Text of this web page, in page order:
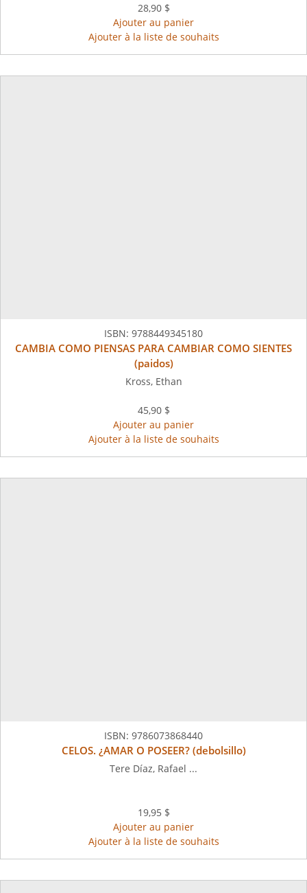
28,90 $
Ajouter au panier
Ajouter à la liste de souhaits
ISBN: 9788449345180
CAMBIA COMO PIENSAS PARA CAMBIAR COMO SIENTES
(paidos)
Kross, Ethan
45,90 $
Ajouter au panier
Ajouter à la liste de souhaits
ISBN: 9786073868440
CELOS. ¿AMAR O POSEER? (debolsillo)
Tere Díaz, Rafael ...
19,95 $
Ajouter au panier
Ajouter à la liste de souhaits